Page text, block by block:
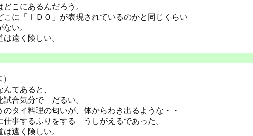
どこにあるんだろう。
こに「ＩＤＯ」が表現されているのかと同じくらい
ない。
遠く険しい。
てあると、
試合気分で だるい。
のタイ料理の匂いが、体からわき出るような・・
仕事するふりをする うしがえるであった。
遠く険しい。